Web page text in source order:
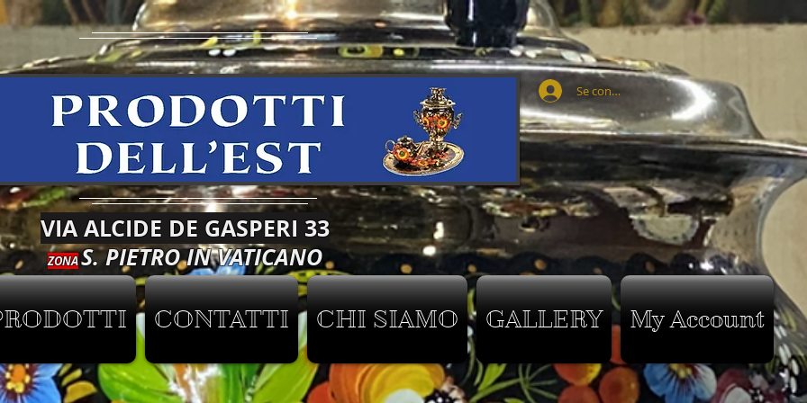
Se connecter
VIA ALCIDE DE GASPERI 33
ZONAS. PIETRO IN VATICANO
CONTATTI CHI SIAMO GALLERY My Account